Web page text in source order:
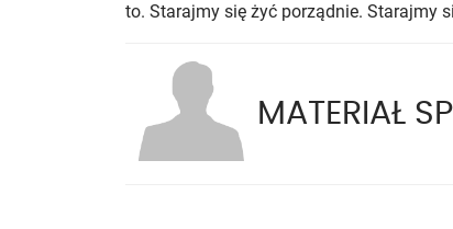
to. Starajmy się żyć porządnie. Starajmy
MATERIAŁ